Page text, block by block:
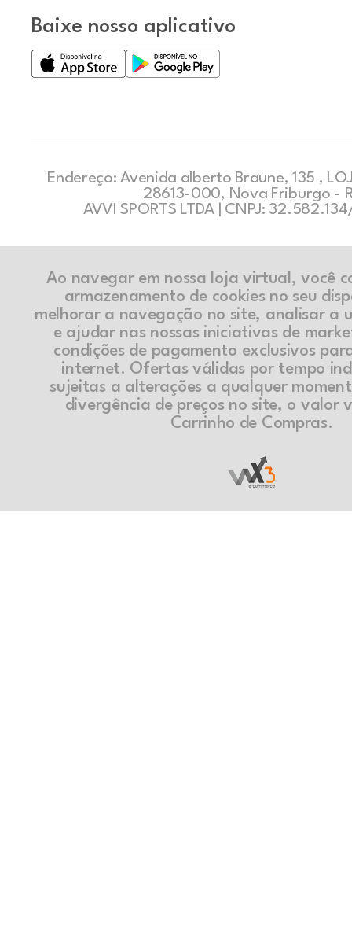
Baixe nosso aplicativo
Endereço: Avenida alberto Braune, 135 ,
28613-000, Nova Friburgo -
AVVI SPORTS LTDA | CNPJ:
Ao navegar em nossa loja virtual, você
armazenamento de cookies no seu
melhorar a navegação no site, analisar a
e ajudar nas nossas iniciativas de
condições de pagamento exclusivos
internet. Ofertas válidas por tempo
sujeitas a alterações a qualquer
divergência de preços no site, o valor
Carrinho de Compras.